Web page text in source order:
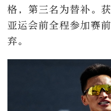
格，第三名为替补。
亚运会前全程参加赛
弃。